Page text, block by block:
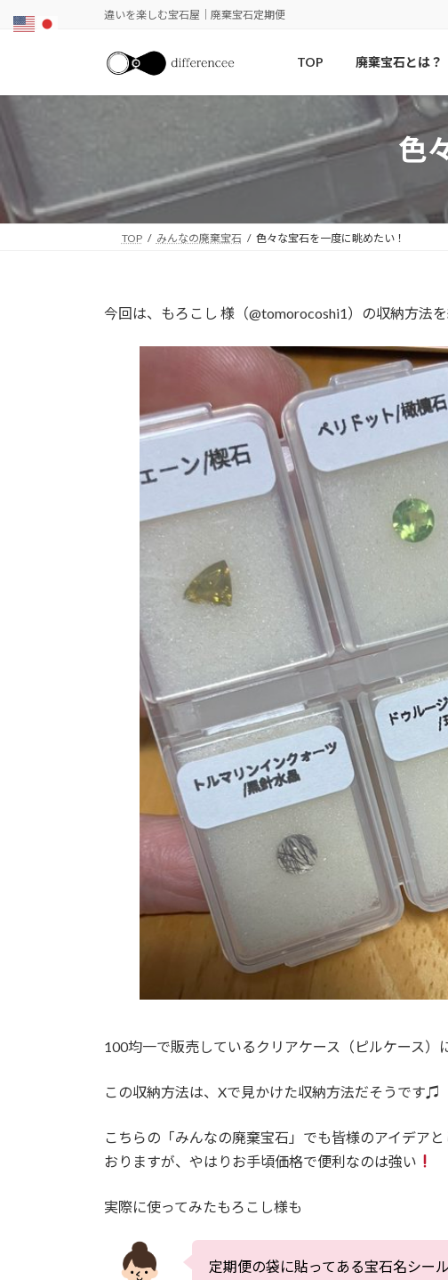
ツ
ッ
プ
シ
移
動
違いを楽しむ宝石屋｜廃棄宝石定期便
TOP 廃棄宝石とは？
色
TOP みんなの廃棄宝石 色々な宝石を一度に眺めたい！
今回は、もろこし 様（@tomorocoshi1）の収納方法を
100均一で販売しているクリアケース（ピルケース）
この収納方法は、Xで見かけた収納方法だそうです♫
こちらの「みんなの廃棄宝石」でも皆様のアイデア
おりますが、やはりお手頃価格で便利なのは強い
実際に使ってみたもろこし様も
定期便の袋に貼ってある宝石名シー